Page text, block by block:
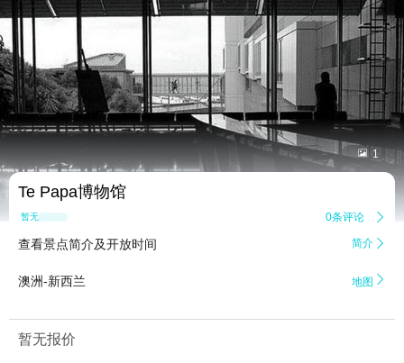
 1
Te Papa博物馆
暂无点评 0条评论 
查看景点简介及开放时间 简介 
澳洲-新西兰 地图 
暂无报价
